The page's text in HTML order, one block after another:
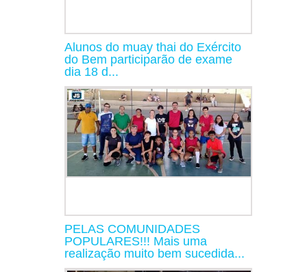
Alunos do muay thai do Exército
do Bem participarão de exame
dia 18 d...
PELAS COMUNIDADES
POPULARES!!! Mais uma
realização muito bem sucedida...